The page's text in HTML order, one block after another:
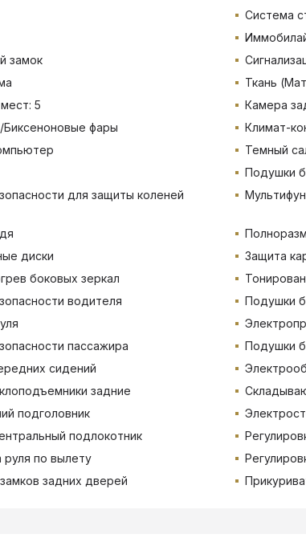
Система
замок
Ткань
5
Камера
фары
Климат-
Темный
Подушки
для защиты коленей
диски
Защита
боковых зеркал
водителя
Подушки
пассажира
Подушки
сидений
задние
подголовник
подлокотник
руля по вылету
задних дверей